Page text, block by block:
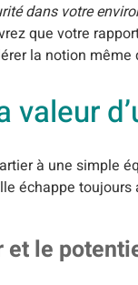
dans votre
que votre
la notion
à une simple
échappe toujours
et le